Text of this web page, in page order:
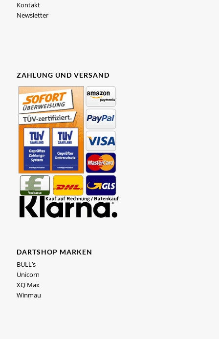
Kontakt
Newsletter
ZAHLUNG UND VERSAND
DARTSHOP MARKEN
BULL’s
Unicorn
XQ Max
Winmau